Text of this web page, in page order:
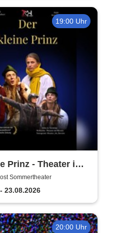
19:00 Uhr
Prinz - Theater im
Sommertheater
23.08.2026
20:00 Uhr